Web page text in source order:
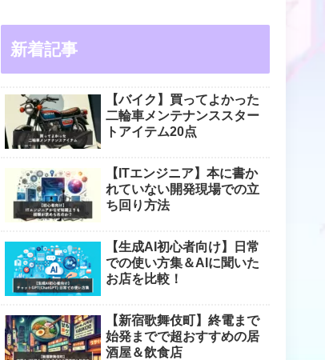
新着記事
【バイク】買ってよかった
二輪車メンテナンススター
トアイテム20点
【ITエンジニア】本に書か
れていない開発現場での立
ち回り方法
【生成AI初心者向け】日常
での使い方集＆AIに聞いた
お店を比較！
【新宿歌舞伎町】終電まで
始発までで超おすすめの居
酒屋＆飲食店